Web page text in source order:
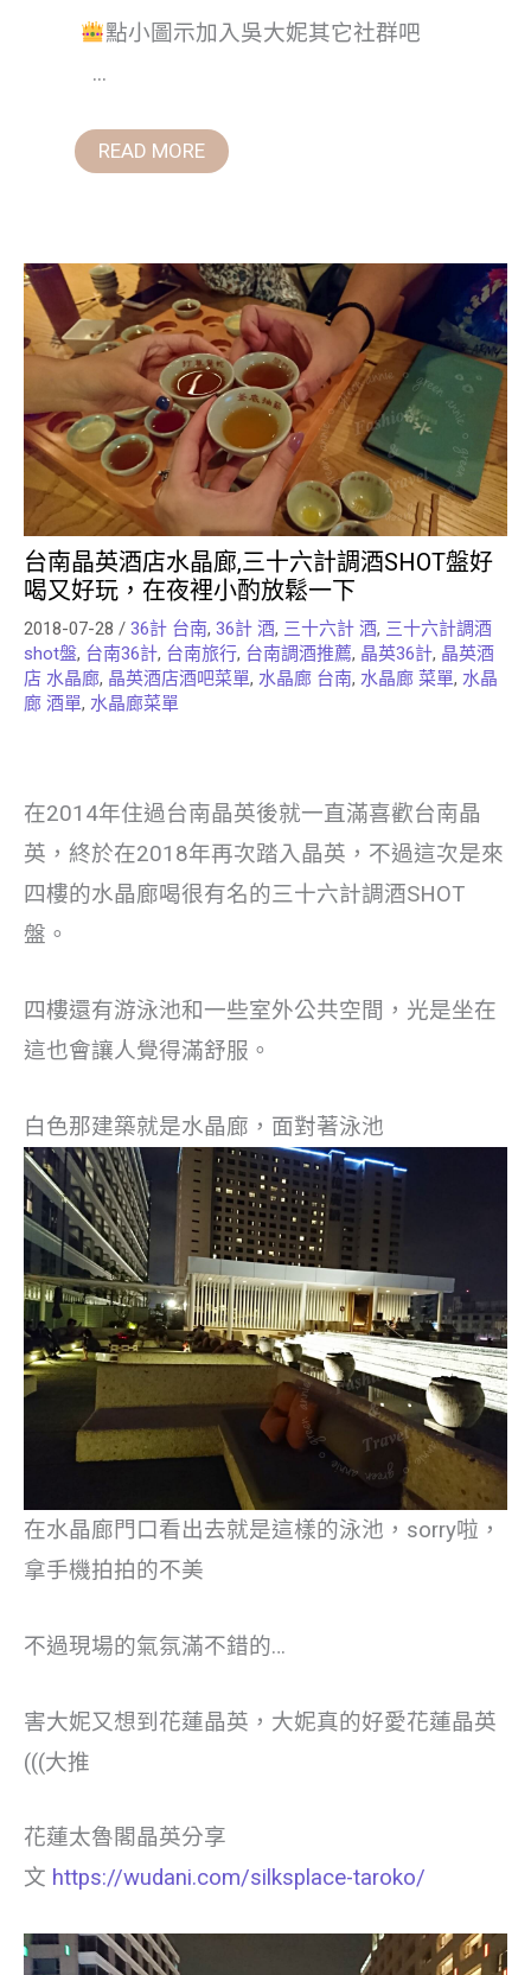
點小圖示加入吳大妮其它社群吧
...
READ MORE
台南晶英酒店水晶廊,三十六計調酒SHOT盤好
喝又好玩，在夜裡小酌放鬆一下
2018-07-28 / 36計 台南, 36計 酒, 三十六計 酒, 三十六計調酒
shot盤, 台南36計, 台南旅行, 台南調酒推薦, 晶英36計, 晶英酒
店 水晶廊, 晶英酒店酒吧菜單, 水晶廊 台南, 水晶廊 菜單, 水晶
廊 酒單, 水晶廊菜單
在2014年住過台南晶英後就一直滿喜歡台南晶
英，終於在2018年再次踏入晶英，不過這次是來
四樓的水晶廊喝很有名的三十六計調酒SHOT
盤。
四樓還有游泳池和一些室外公共空間，光是坐在
這也會讓人覺得滿舒服。
白色那建築就是水晶廊，面對著泳池
在水晶廊門口看出去就是這樣的泳池，sorry啦，
拿手機拍拍的不美
不過現場的氣氛滿不錯的…
害大妮又想到花蓮晶英，大妮真的好愛花蓮晶英
(((大推
花蓮太魯閣晶英分享
文 https://wudani.com/silksplace-taroko/